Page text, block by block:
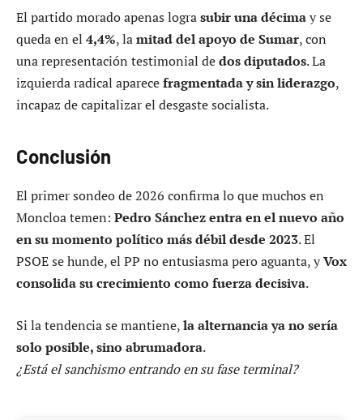
El partido morado apenas lograsubir una décimay se
queda en el 4,4%, lamitad del apoyo de Sumar, con
una representación testimonial dedos diputados. La
izquierda radical aparecefragmentada y sin liderazgo,
incapaz de capitalizar el desgaste socialista.
Conclusión
El primer sondeo de 2026 confirma lo que muchos en
Moncloa temen: Pedro Sánchez entra en el nuevo año
en su momento político más débil desde 2023. El
PSOE se hunde, el PP no entusiasma pero aguanta, yVox
consolida su crecimiento como fuerza decisiva.
Si la tendencia se mantiene,la alternancia ya no sería
solo posible, sino abrumadora.
¿Está el sanchismo entrando en su fase terminal?